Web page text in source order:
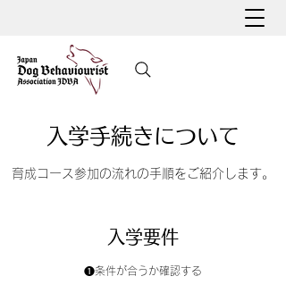
入学手続きについて
育成コース参加の流れの手順をご紹介します。
入学要件
​❶条件が合うか確認する